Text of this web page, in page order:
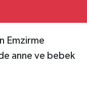
Emzirme
anne ve bebek